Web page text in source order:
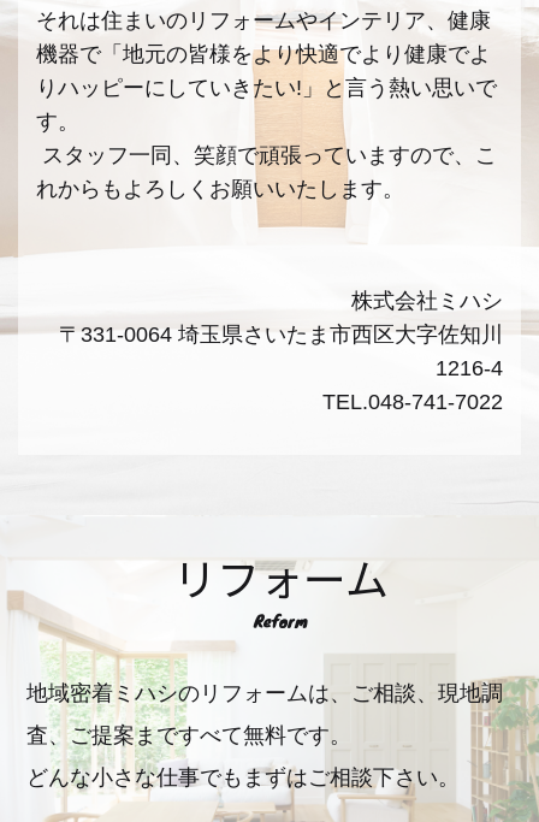
それは住まいのリフォームやインテリア、健康
機器で「地元の皆様をより快適でより健康でよ
りハッピーにしていきたい!」と言う熱い思いで
す。
スタッフ一同、笑顔で頑張っていますので、こ
れからもよろしくお願いいたします。
株式会社ミハシ
〒331-0064 埼玉県さいたま市西区大字佐知川
1216-4
TEL.048-741-7022
リフォーム
Reform
地域密着ミハシのリフォームは、ご相談、現地調
査、ご提案まですべて無料です。
どんな小さな仕事でもまずはご相談下さい。